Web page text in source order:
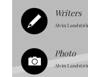
Writers
Alvin
Photo
Alvin